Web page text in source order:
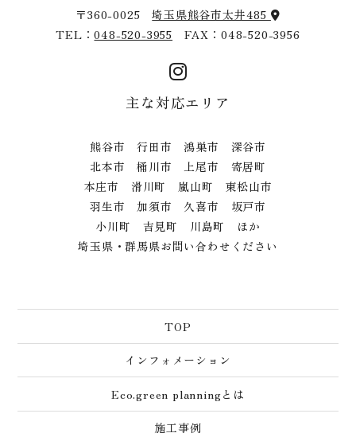
〒360-0025埼玉県熊谷市太井485
TEL：048-520-3955 FAX：048-520-3956
主な対応エリア
熊谷市 行田市 鴻巣市 深谷市
北本市 桶川市 上尾市 寄居町
本庄市 滑川町 嵐山町 東松山市
羽生市 加須市 久喜市 坂戸市
小川町 吉見町 川島町 ほか
埼玉県・群馬県お問い合わせください
TOP
インフォメーション
Eco.green planningとは
施工事例